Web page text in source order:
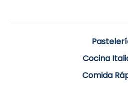
Cocina
Comida